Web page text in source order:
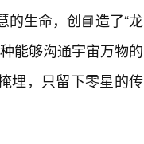
的生命，创📘造了“龙
能够沟通宇宙万物的
埋，只留下零星的传